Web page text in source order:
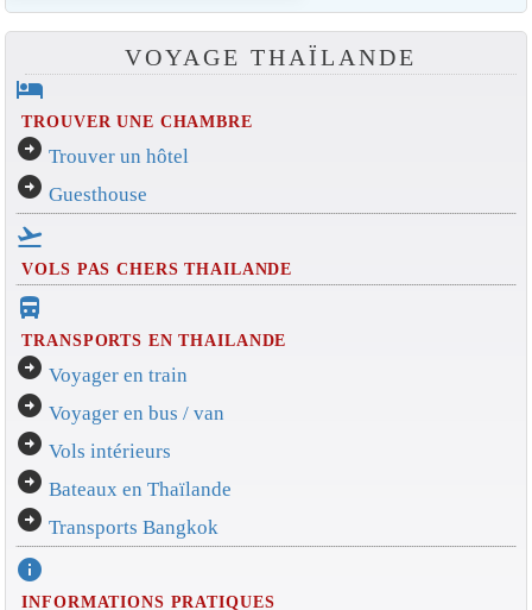
VOYAGE THAÏLANDE
hotel
TROUVER UNE CHAMBRE
arrow_circle_right Trouver un hôtel
arrow_circle_right Guesthouse
flight_takeoff
VOLS PAS CHERS THAILANDE
directions_bus_filled
TRANSPORTS EN THAILANDE
arrow_circle_right Voyager en train
arrow_circle_right Voyager en bus / van
arrow_circle_right Vols intérieurs
arrow_circle_right Bateaux en Thaïlande
arrow_circle_right Transports Bangkok
info
INFORMATIONS PRATIQUES